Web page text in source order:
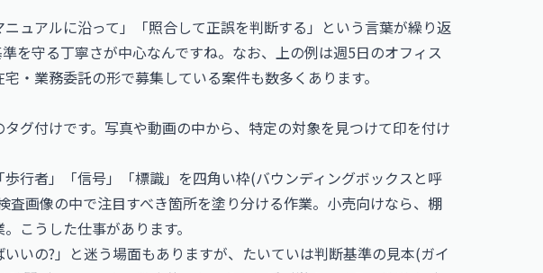
ュアルに沿って」「照合して正誤を判断する」という言葉が繰り返
を守る丁寧さが中心なんですね。なお、上の例は週5日のオフィス
・業務委託の形で募集している案件も数多くあります。
グ付けです。写真や動画の中から、特定の対象を見つけて印を付け
行者」「信号」「標識」を四角い枠(バウンディングボックスと呼
査画像の中で注目すべき箇所を塗り分ける作業。小売向けなら、棚
こうした仕事があります。
いの?」と迷う場面もありますが、たいていは判断基準の見本(ガイ